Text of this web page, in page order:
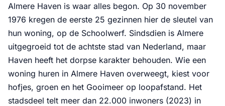
Almere Haven is waar alles begon. Op 30 november
1976 kregen de eerste 25 gezinnen hier de sleutel van
hun woning, op de Schoolwerf. Sindsdien is Almere
uitgegroeid tot de achtste stad van Nederland, maar
Haven heeft het dorpse karakter behouden. Wie een
woning huren in Almere Haven overweegt, kiest voor
hofjes, groen en het Gooimeer op loopafstand. Het
stadsdeel telt meer dan 22.000 inwoners (2023) in